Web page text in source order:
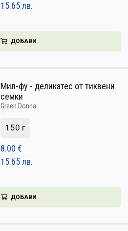
15.65 лв.
ДОБАВИ
Мил-фу - деликатес от тиквени
семки
Green Donna
150 г
8.00 €
15.65 лв.
ДОБАВИ